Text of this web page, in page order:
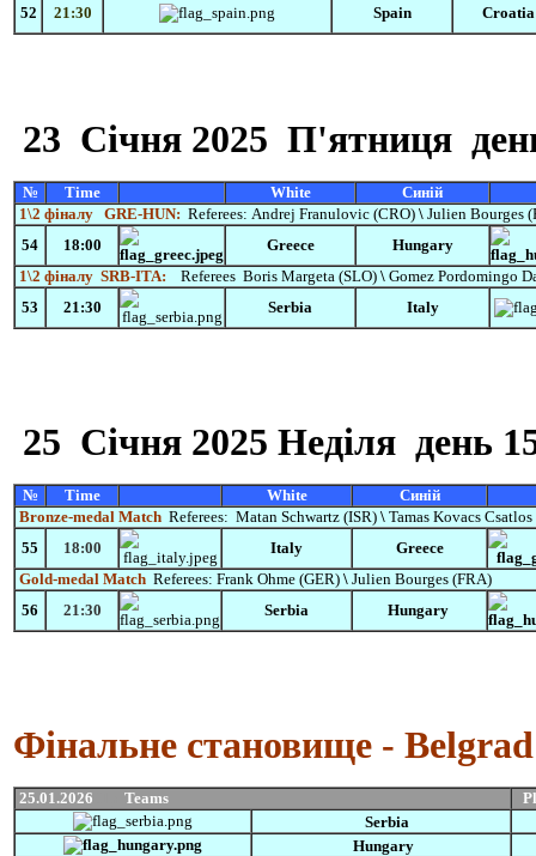
52
21:30 Spain Croatia
23 Січня 2025 П'ятниця
№ Time White
Синій
1\2 фіналу GRE-HUN: Referees: Andrej Franulovic (CRO) \ Julien Bourges
54
18:00 Greece
Hungary
1\2 фіналу SRB-ITA: Referees Boris Margeta (SLO) \ Gomez Pordomingo
53
21:30 Serbia Italy
25 Січня 2025 Неділя день
№ Time White
Синій
Bronze-medal Match Referees: Matan Schwartz (ISR) \ Tamas Kovacs Csatlos
55
18:00 Italy
Greece
Gold-medal Match Referees: Frank Ohme (GER) \ Julien Bourges (FRA)
56
21:30 Serbia Hungary
Фінальне становище -
25.01.2026 Teams
Serbia
Hungary